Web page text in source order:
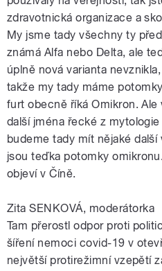
zdravotnická organizace a
My jsme tady všechny ty
známá Alfa nebo Delta, ale
úplně nová varianta
takže my tady máme
furt obecně říká Omikron. Ale
další jména řecké z
budeme tady mít nějaké
jsou teďka potomky
objeví v Číně.
Zita SENKOVÁ, moderátorka
Tam přerostl odpor proti
šíření nemoci covid-19 v
největší protirežimní vzepětí